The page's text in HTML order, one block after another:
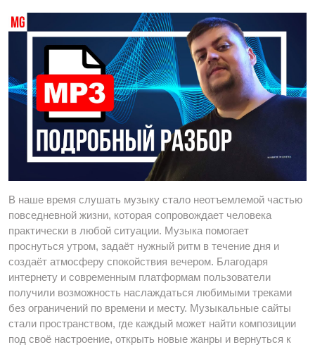
В наше время слушать музыку стало неотъемлемой частью
повседневной жизни, которая сопровождает человека
практически в любой ситуации. Музыка помогает
проснуться утром, задаёт нужный ритм в течение дня и
создаёт атмосферу спокойствия вечером. Благодаря
интернету и современным платформам пользователи
получили возможность наслаждаться любимыми треками
без ограничений по времени и месту. Музыкальные сайты
стали пространством, где каждый может найти композиции
под своё настроение, открыть новые жанры и вернуться к